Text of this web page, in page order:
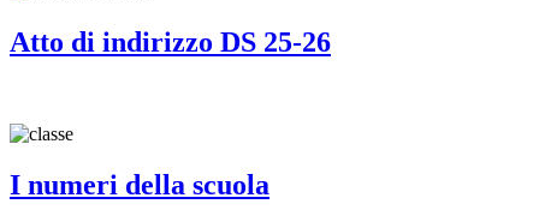
Atto di indirizzo DS 25-26
I numeri della scuola